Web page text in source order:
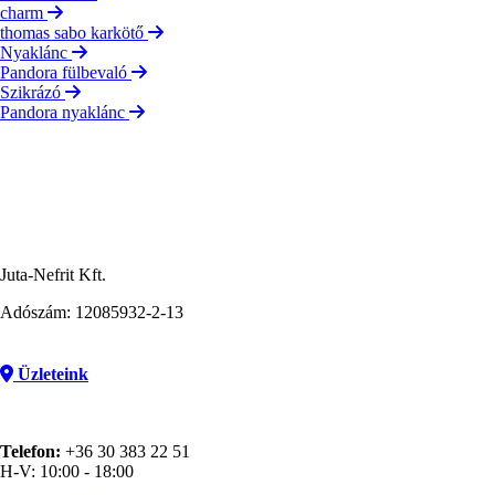
charm
thomas sabo karkötő
Nyaklánc
Pandora fülbevaló
Szikrázó
Pandora nyaklánc
Juta-Nefrit Kft.
Adószám: 12085932-2-13
Üzleteink
Telefon: +36 30 383 22 51
H-V: 10:00 - 18:00